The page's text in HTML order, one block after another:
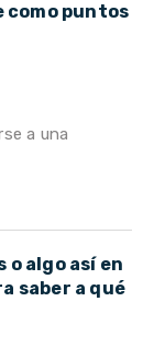
como puntos
a una
o algo así en
saber a qué